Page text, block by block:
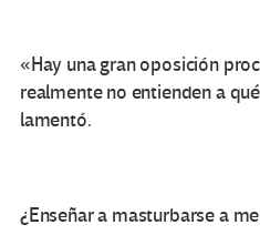
«Hay una gran oposición
realmente no entienden a
lamentó.
¿Enseñar a masturbarse a